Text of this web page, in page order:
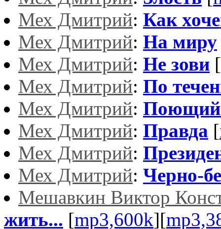
Мех Дмитрий: Как
Мех Дмитрий: На миру
Мех Дмитрий: Не зови [
Мех Дмитрий: По
Мех Дмитрий:
Мех Дмитрий: Правда [
Мех Дмитрий:
Мех Дмитрий: Черно-
Мешавкин Виктор
жить... [mp3,600k][